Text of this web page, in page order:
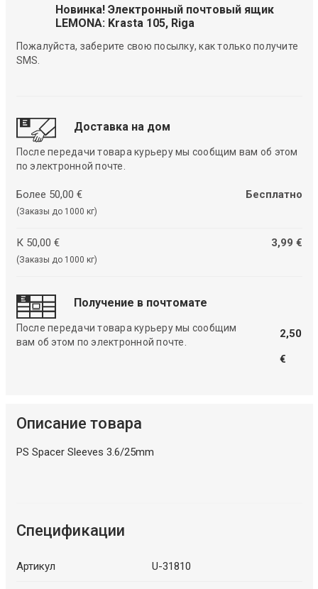
Новинка! Электронный почтовый ящик
LEMONA: Krasta 105, Riga
Пожалуйста, заберите свою посылку, как только получите
SMS.
Доставка на дом
После передачи товара курьеру мы сообщим вам об этом
по электронной почте.
Более 50,00 €
(Заказы до 1000 кг)
Бесплатно
К 50,00 €
(Заказы до 1000 кг)
3,99 €
Получение в почтомате
После передачи товара курьеру мы сообщим
вам об этом по электронной почте.
2,50
€
Описание товара
PS Spacer Sleeves 3.6/25mm
Спецификации
Артикул U-31810